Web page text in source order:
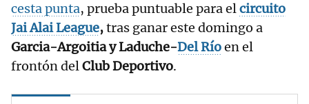
cesta punta, prueba puntuable para elcircuito
Jai Alai League,tras ganar este domingo a
Garcia-Argoitia y Laduche-Del Ríoen el
frontón delClub Deportivo.